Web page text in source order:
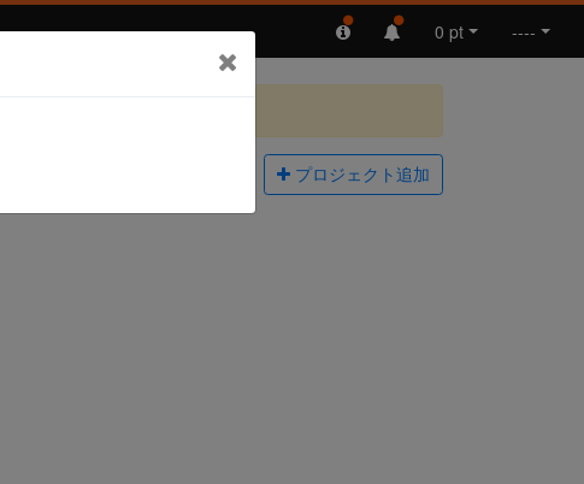
0 pt ----
プロジェクト追加